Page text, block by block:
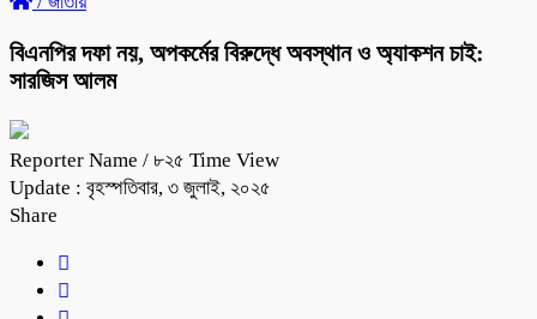
বিএনপির দফা নয়, অপকর্মের বিরুদ্ধে অবস্থান ও অ্যাকশন চাই:
সারজিস আলম
Reporter Name / ৮২৫ Time View
Update : বৃহস্পতিবার, ৩ জুলাই, ২০২৫
Share